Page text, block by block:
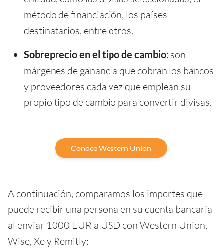
método de financiación, los países
destinatarios, entre otros.
Sobreprecio en el tipo de cambio: son
márgenes de ganancia que cobran los bancos
y proveedores cada vez que emplean su
propio tipo de cambio para convertir divisas.
Conoce Western Union
A continuación, comparamos los importes que
puede recibir una persona en su cuenta bancaria
al enviar 1000 EUR a USD con Western Union,
Wise, Xe y Remitly: